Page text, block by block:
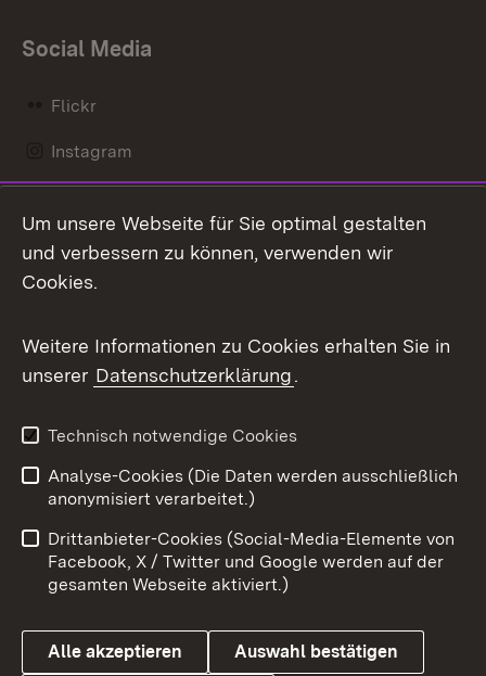
Social Media
Flickr
Instagram
Mastodon
Messenger
Social Wall
X / Twitter
Youtube
Benutzungshinweise
Barrierefreiheit
Datenschutz
Cookies
Um unsere Webseite für Sie optimal gestalten
und verbessern zu können, verwenden wir
Cookies.
Weitere Informationen zu Cookies erhalten Sie in
unserer Datenschutzerklärung.
Technisch notwendige Cookies
Analyse-Cookies (Die Daten werden ausschließlich
anonymisiert verarbeitet.)
Drittanbieter-Cookies (Social-Media-Elemente von
Facebook, X / Twitter und Google werden auf der
gesamten Webseite aktiviert.)
Alle akzeptieren Auswahl bestätigen